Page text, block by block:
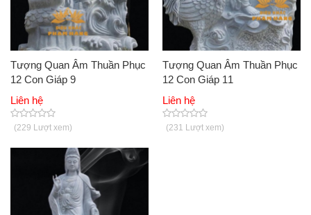
Tượng Quan Âm Thuần Phục
12 Con Giáp 9
Liên hệ
(229 Lượt xem)
Tượng Quan Âm Thuần Phục
12 Con Giáp 11
Liên hệ
(231 Lượt xem)